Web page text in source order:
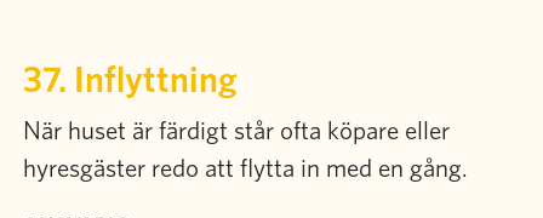
37. Inflyttning
När huset är färdigt står ofta köpare eller
hyresgäster redo att flytta in med en gång.